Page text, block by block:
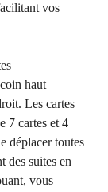
vos
haut
Les cartes
7 cartes et 4
déplacer toutes
des suites en
vous